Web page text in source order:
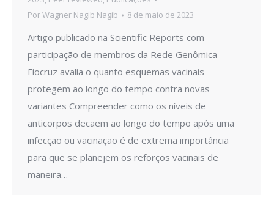
PorWagner Nagib Nagib 8 de maio de 2023
Artigo publicado na Scientific Reports com
participação de membros da Rede Genômica
Fiocruz avalia o quanto esquemas vacinais
protegem ao longo do tempo contra novas
variantes Compreender como os níveis de
anticorpos decaem ao longo do tempo após uma
infecção ou vacinação é de extrema importância
para que se planejem os reforços vacinais de
maneira…